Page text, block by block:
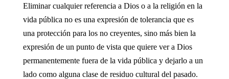
Eliminar cualquier referencia a Dios o a la religión en la
vida pública no es una expresión de tolerancia que es
una protección para los no creyentes, sino más bien la
expresión de un punto de vista que quiere ver a Dios
permanentemente fuera de la vida pública y dejarlo a un
lado como alguna clase de residuo cultural del pasado.